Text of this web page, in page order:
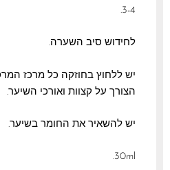
3-4.
לחידוש סיב השערה.
יש ללחוץ בחוזקה כל מרכז
הצורך על קצוות ואורכי השיער.
יש להשאיר את החומר בשיער.
30ml.